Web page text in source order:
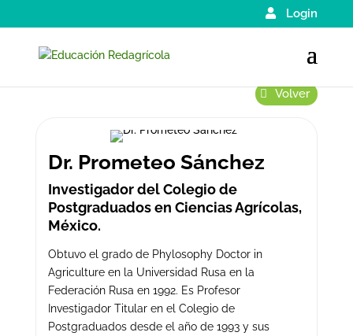
Login
Volver
Dr. Prometeo Sánchez
Investigador del Colegio de
Postgraduados en Ciencias Agrícolas,
México.
Obtuvo el grado de Phylosophy Doctor in
Agriculture en la Universidad Rusa en la
Federación Rusa en 1992. Es Profesor
Investigador Titular en el Colegio de
Postgraduados desde el año de 1993 y sus